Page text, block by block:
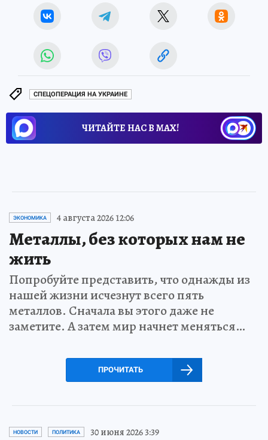
СПЕЦОПЕРАЦИЯ НА УКРАИНЕ
ЧИТАЙТЕ НАС В МАХ!
ЭКОНОМИКА 4 августа 2026 12:06
Металлы, без которых нам не
жить
Попробуйте представить, что однажды из
нашей жизни исчезнут всего пять
металлов. Сначала вы этого даже не
заметите. А затем мир начнет меняться…
ПРОЧИТАТЬ
НОВОСТИ ПОЛИТИКА 30 июня 2026 3:39